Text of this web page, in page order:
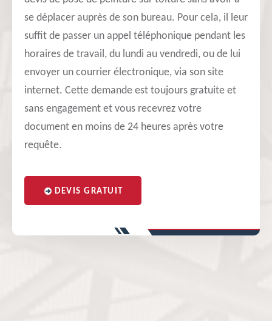
se déplacer auprès de son bureau. Pour cela, il leur
suffit de passer un appel téléphonique pendant les
horaires de travail, du lundi au vendredi, ou de lui
envoyer un courrier électronique, via son site
internet. Cette demande est toujours gratuite et
sans engagement et vous recevrez votre
document en moins de 24 heures après votre
requête.
DEVIS GRATUIT